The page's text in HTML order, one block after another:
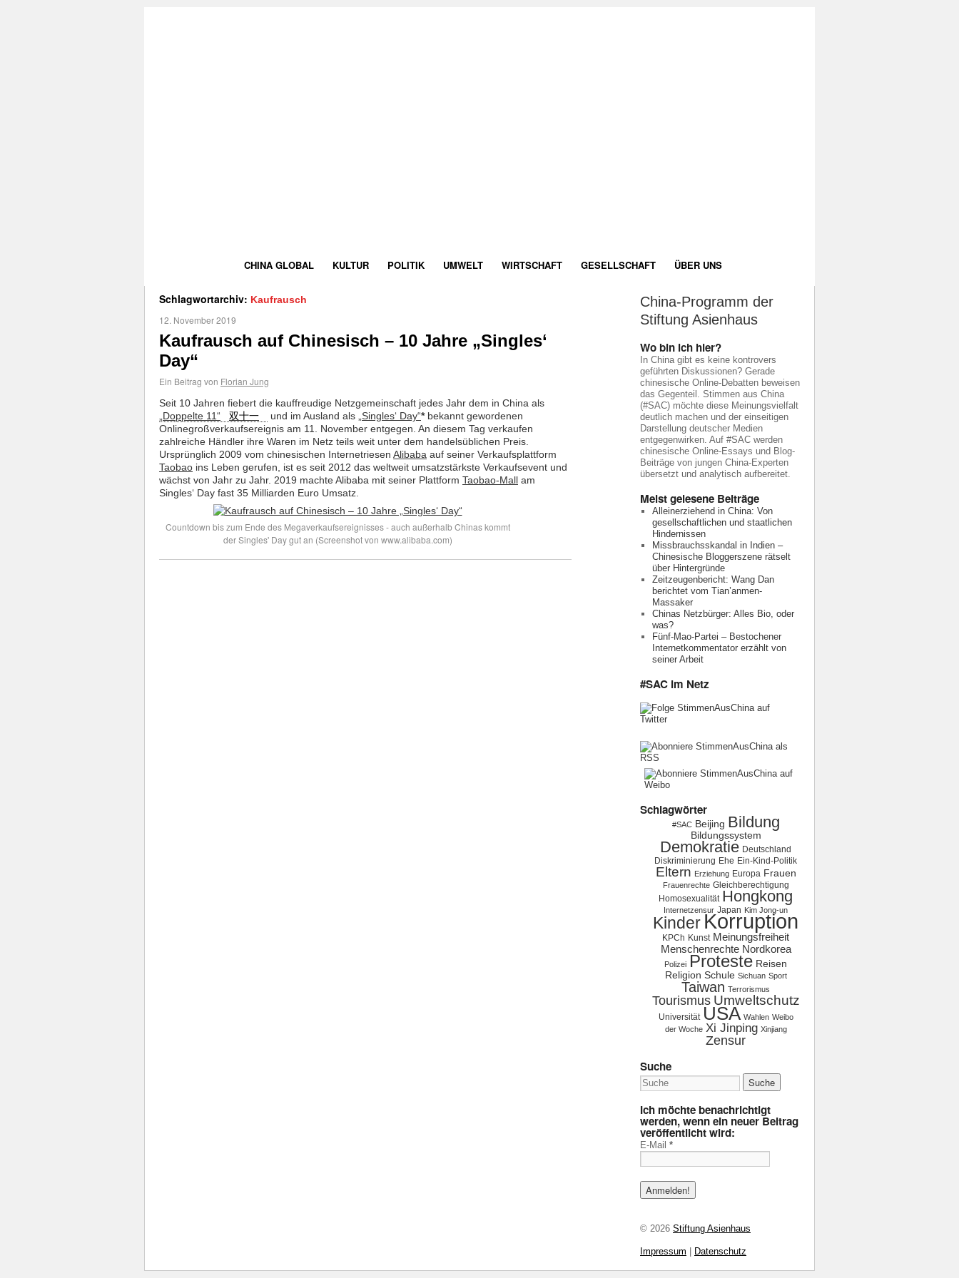
CHINA GLOBAL KULTUR POLITIK UMWELT WIRTSCHAFT GESELLSCHAFT ÜBER UNS
Schlagwortarchiv: Kaufrausch
12. November 2019
Kaufrausch auf Chinesisch – 10 Jahre „Singles‘
Day“
Ein Beitrag von Florian Jung
Seit 10 Jahren fiebert die kauffreudige Netzgemeinschaft jedes Jahr dem in China als
„Doppelte 11“
双十一 und im Ausland als „Singles‘ Day“*bekannt gewordenen
Onlinegroßverkaufsereignis am 11. November entgegen. An diesem Tag verkaufen
zahlreiche Händler ihre Waren im Netz teils weit unter dem handelsüblichen Preis.
Ursprünglich 2009 vom chinesischen Internetriesen Alibaba auf seiner Verkaufsplattform
Taobao ins Leben gerufen, ist es seit 2012 das weltweit umsatzstärkste Verkaufsevent und
wächst von Jahr zu Jahr. 2019 machte Alibaba mit seiner Plattform Taobao-Mall am
Singles‘ Day fast 35 Milliarden Euro Umsatz.
Countdown bis zum Ende des Megaverkaufsereignisses - auch außerhalb Chinas kommt
der Singles' Day gut an (Screenshot von www.alibaba.com)
China-Programm der
Stiftung Asienhaus
Wo bin ich hier?
In China gibt es keine kontrovers
geführten Diskussionen? Gerade
chinesische Online-Debatten beweisen
das Gegenteil. Stimmen aus China
(#SAC) möchte diese Meinungsvielfalt
deutlich machen und der einseitigen
Darstellung deutscher Medien
entgegenwirken. Auf #SAC werden
chinesische Online-Essays und Blog-
Beiträge von jungen China-Experten
übersetzt und analytisch aufbereitet.
Meist gelesene Beiträge
Alleinerziehend in China: Von
gesellschaftlichen und staatlichen
Hindernissen
Missbrauchsskandal in Indien –
Chinesische Bloggerszene rätselt
über Hintergründe
Zeitzeugenbericht: Wang Dan
berichtet vom Tian’anmen-
Massaker
Chinas Netzbürger: Alles Bio, oder
was?
Fünf-Mao-Partei – Bestochener
Internetkommentator erzählt von
seiner Arbeit
#SAC im Netz
Schlagwörter
#SAC Beijing Bildung
Bildungssystem
Demokratie Deutschland
Diskriminierung Ehe Ein-Kind-Politik
Eltern Erziehung Europa Frauen
Frauenrechte Gleichberechtigung
Homosexualität Hongkong
Internetzensur Japan Kim Jong-un
KinderKorruption
KPCh Kunst Meinungsfreiheit
Menschenrechte Nordkorea
Polizei Proteste Reisen
Religion Schule Sichuan Sport
Taiwan Terrorismus
Tourismus Umweltschutz
Universität USA Wahlen Weibo
der Woche Xi Jinping Xinjiang
Zensur
Suche
Ich möchte benachrichtigt
werden, wenn ein neuer Beitrag
veröffentlicht wird:
E-Mail *
© 2026 Stiftung Asienhaus
Impressum Datenschutz